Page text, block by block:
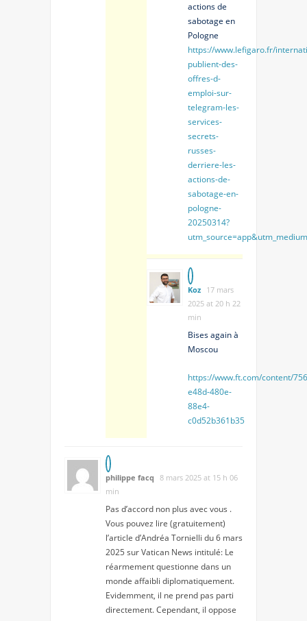
actions de
sabotage en
Pologne
https://www.lefigaro.fr/
publient-des-
offres-d-
emploi-sur-
telegram-les-
services-
secrets-
russes-
derriere-les-
actions-de-
sabotage-en-
pologne-
20250314?
Koz 17 mars
2025 at 20 h 22
min
Bises again à
Moscou
https://www.ft.com/content/
e48d-480e-
88e4-
c0d52b361b35
philippe facq 8 mars 2025 at 15 h 06
min
Pas d’accord non plus avec vous .
Vous pouvez lire (gratuitement)
l’article d’Andréa Tornielli du 6 mars
2025 sur Vatican News intitulé: Le
réarmement questionne dans un
monde affaibli diplomatiquement.
Evidemment, il ne prend pas parti
directement. Cependant, il oppose